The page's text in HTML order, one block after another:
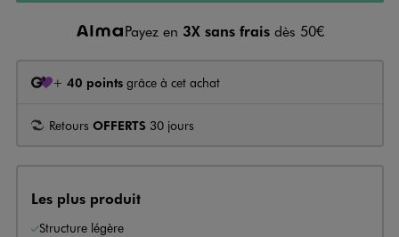
Payez en 3X sans frais dès 50€
+ 40 points grâce à cet achat
Retours OFFERTS 30 jours
Les plus produit
Structure légère